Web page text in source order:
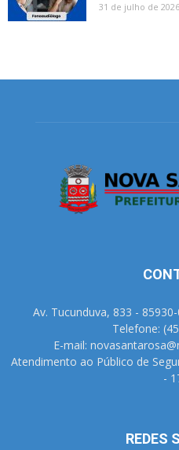
31 de julho de 2026
Av. Tucunduva, 833 -
Telefone:
E-mail:
Atendimento ao Público de
-
REDES